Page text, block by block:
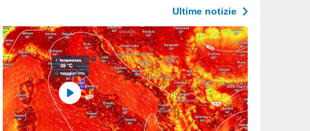
Ultime notizie